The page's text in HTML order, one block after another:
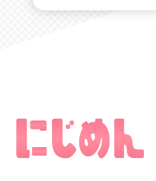
したか？A〜D の中から、直感